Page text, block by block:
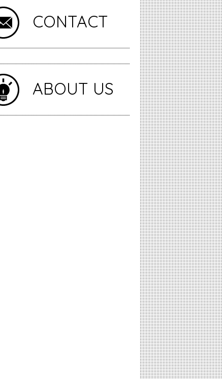
CONTACT
ABOUT US